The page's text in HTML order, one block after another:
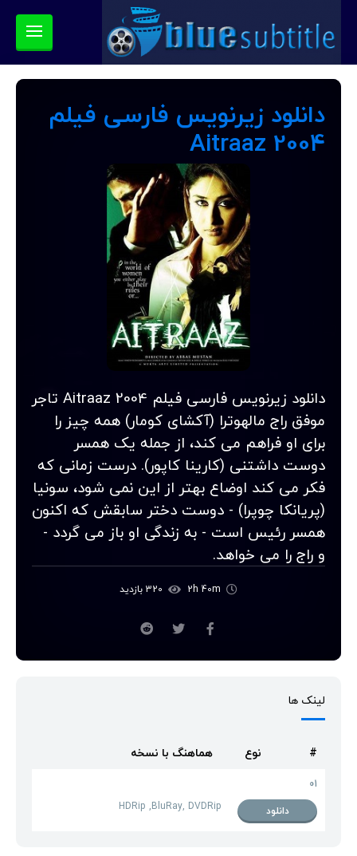
دانلود زیرنویس فارسی فیلم
Aitraaz 2004
دانلود زیرنویس فارسی فیلم Aitraaz 2004 تاجر
موفق راج مالهوترا (آکشای کومار) همه چیز را
برای او فراهم می کند، از جمله یک همسر
دوست داشتنی (کارینا کاپور). درست زمانی که
فکر می کند اوضاع بهتر از این نمی شود، سونیا
(پریانکا چوپرا) - دوست دختر سابقش که اکنون
همسر رئیس است - به زندگی او باز می گردد -
و راج را می خواهد.
لینک ها
# نوع هماهنگ با نسخه
01
دانلود
HDRip ,BluRay, DVDRip